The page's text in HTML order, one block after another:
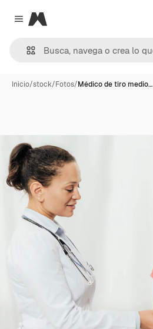
Close menu
Magnific
Inicio/stock/Fotos/Médico de tiro medio…